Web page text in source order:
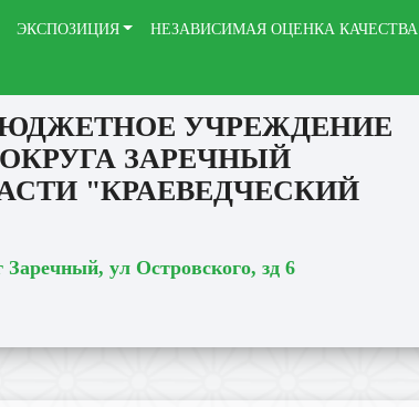
УЧРЕЖДЕНИЕ
ЗАРЕЧНЫЙ
"КРАЕВЕДЧЕСКИЙ
Заречный, ул Островского, зд 6
ЭКСПОЗИЦИЯ НЕЗАВИСИМАЯ ОЦЕНКА КАЧЕСТВА